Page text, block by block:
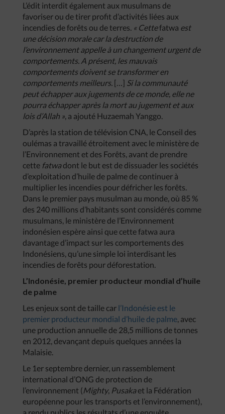
L’édit interdit également aux musulmans de
favoriser ou de tirer profit d’activités liées aux
incendies de forêts ou de terres. « Cettefatwa est
une décision morale car la destruction de
l’environnement appelle à un changement urgent de
comportements. A présent, les mauvais
comportements doivent se transformer en
comportements meilleurs. […] Si la communauté
peut échapper aux jugements de ce monde, elle ne
pourra échapper après la mort au jugement et aux
lois d’Allah », a ajouté Huzaemah Yanggo.
D’après la station de télévision CNA, le Conseil des
oulémas a travaillé étroitement avec le ministère de
l’Environnement et des Forêts, avant de prendre
cette fatwadont le but est de dissuader les sociétés
d’exploitation d’huile de palme de continuer à
multiplier les incendies pour défricher les forêts.
Dans le premier pays musulman au monde, où 85 %
des 240 millions d’habitants sont considérés comme
musulmans, le ministère de l’Environnement
indonésien espère ainsi que cette fatwa aura
davantage d’impact sur les comportements des
Indonésiens, qu’une simple loi interdisant les
incendies de forêts pour déforestation.
L’Indonésie, premier producteur mondial d’huile
de palme
Les enjeux sont de taille car l’Indonésie est le
premier producteur mondial d’huile de palme, avec
une production annuelle de 28,5 millions de tonnes
en 2012, devançant depuis quelques années la
Malaisie.
Le 1er septembre dernier, un rassemblement
international d’ONG de protection de
l’environnement (Mighty, Pusakaet la Fédération
européenne pour les transports et l’environnement),